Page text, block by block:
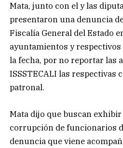
Mata, junto con el y las
presentaron una denuncia
Fiscalía General del Estado
ayuntamientos y respectivos
la fecha, por no reportar las
ISSSTECALI las respectivas
patronal.
Mata dijo que buscan exhibir
corrupción de funcionarios
denuncia que viene